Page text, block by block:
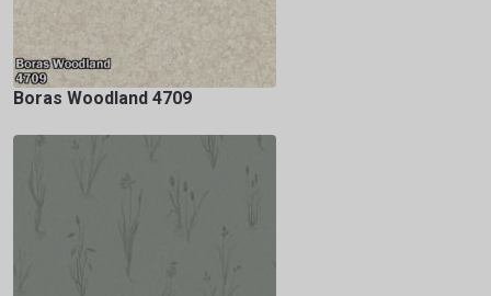
Boras Woodland 4709